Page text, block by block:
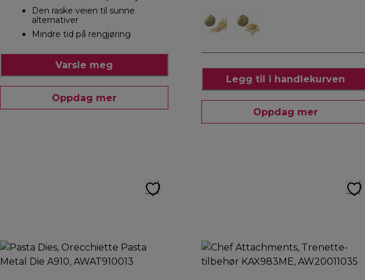
Den raske veien til sunne
alternativer
Mindre tid på rengjøring
Varsle meg
Oppdag mer
Legg til i handlekurven
Oppdag mer